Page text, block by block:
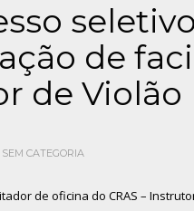
seletivo
de
de Violão
SEM CATEGORIA
de oficina do CRAS –